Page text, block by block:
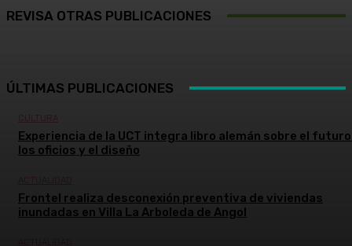
REVISA OTRAS PUBLICACIONES
ÚLTIMAS PUBLICACIONES
Experiencia de la UCT integra libro alemán sobre el
los oficios y el diseño
Frontel realiza desconexión preventiva de viviendas
inundadas en Villa La Arboleda de Angol